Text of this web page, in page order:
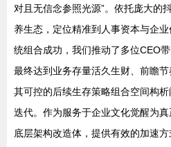
对且无信念参照光源”。依托庞大的
养生态，定位精准到人事资本与企
统组合成功，我们推动了多位CEO
最终达到业务存量活久生财、前瞻
其可控的后续生存策略组合空间构
迭代。作为服务于企业文化觉醒为
底层架构改造体，提供有效的加速